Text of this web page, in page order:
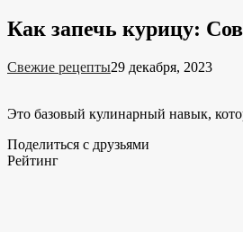
Как запечь курицу:
Свежие рецепты29 декабря, 2023
Это базовый кулинарный навык,
Поделиться с друзьями
Рейтинг